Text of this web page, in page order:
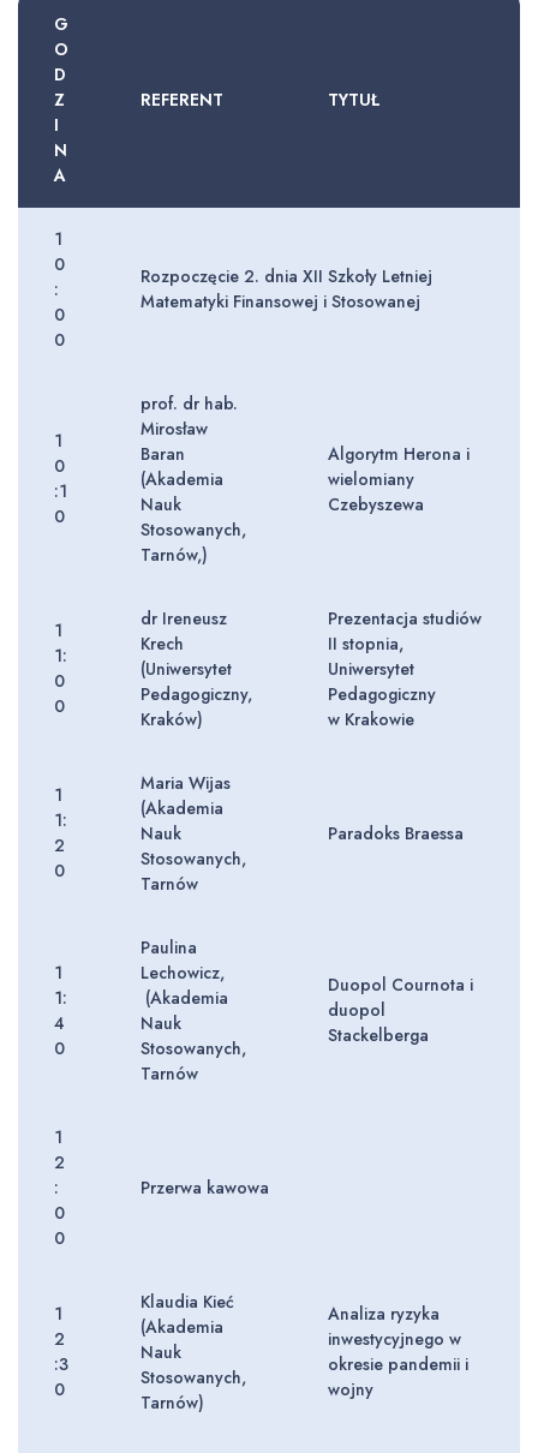
G
O
D
Z
I
N
A
REFERENT TYTUŁ
1
0
:
0
0
Rozpoczęcie 2. dnia XII Szkoły Letniej
Matematyki Finansowej i Stosowanej
1
0
:1
0
prof. dr hab.
Mirosław
Baran
(Akademia
Nauk
Stosowanych,
Tarnów,)
Algorytm Herona i
wielomiany
Czebyszewa
1
1:
0
0
dr Ireneusz
Krech
(Uniwersytet
Pedagogiczny,
Kraków)
Prezentacja studiów
II stopnia,
Uniwersytet
Pedagogiczny
w Krakowie
1
1:
2
0
Maria Wijas
(Akademia
Nauk
Stosowanych,
Tarnów
Paradoks Braessa
1
1:
4
0
Paulina
Lechowicz,
(Akademia
Nauk
Stosowanych,
Tarnów
Duopol Cournota i
duopol
Stackelberga
1
2
:
0
0
Przerwa kawowa
1
2
:3
0
Klaudia Kieć
(Akademia
Nauk
Stosowanych,
Tarnów)
Analiza ryzyka
inwestycyjnego w
okresie pandemii i
wojny